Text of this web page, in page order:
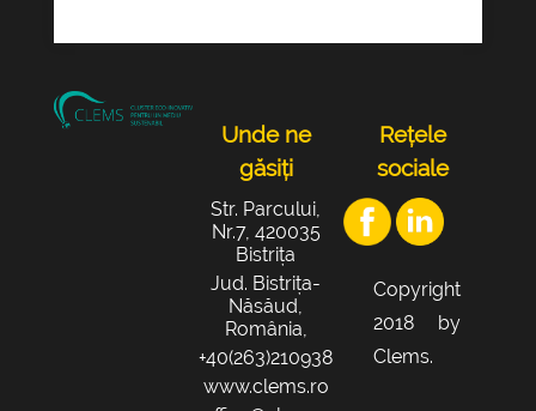
Unde ne
găsiți
Str. Parcului,
Nr.7, 420035
Bistrița
Jud. Bistrița-
Năsăud,
România,
+40(263)210938
www.clems.ro
Rețele
sociale
Copyright
2018 by
Clems.